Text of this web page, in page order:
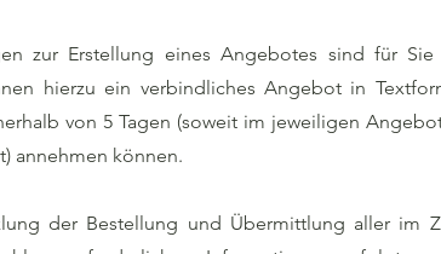
zur Erstellung eines Angebotes sind für
hierzu ein verbindliches Angebot in
von 5 Tagen (soweit im jeweiligen
annehmen können.
der Bestellung und Übermittlung aller im